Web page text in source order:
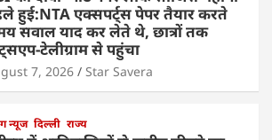
हुई:NTA एक्सपर्ट्स पेपर तैयार करते
सवाल याद कर लेते थे, छात्रों तक
टेलीग्राम से पहुंचा
7, 2026 Star Savera
न्यूज दिल्ली राज्य